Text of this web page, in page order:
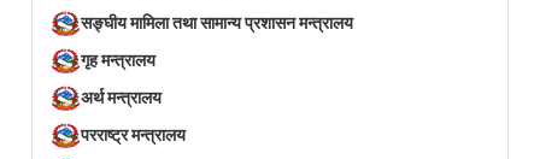
सङ्घीय मामिला तथा सामान्य प्रशासन मन्त्रालय
गृह मन्त्रालय
अर्थ मन्त्रालय
परराष्ट्र मन्त्रालय